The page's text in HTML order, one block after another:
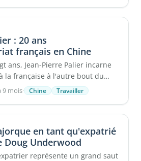
: 20 ans
français en Chine
ans, Jean-Pierre Palier incarne
la française à l'autre bout du
9 mois· Chine Travailler
en tant qu'expatrié
Doug Underwood
représente un grand saut